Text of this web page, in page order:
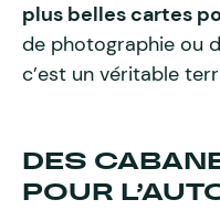
plus belles cartes
de photographie ou
c’est un véritable
DES
POUR